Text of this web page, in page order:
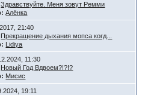
Здравствуйте. Меня зовут Ремми
Алёнка
21:40
Прекращение дыхания мопса когд...
Lidiya
11:30
Новый Год Вдвоем?!?!?
Мисис
19:11